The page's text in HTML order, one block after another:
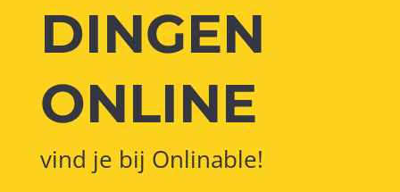
DINGEN
ONLINE
vind je bij Onlinable!